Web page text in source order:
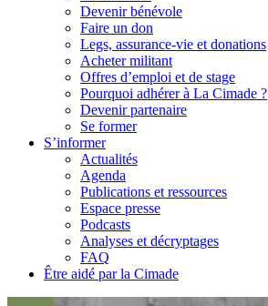
Devenir bénévole
Faire un don
Legs, assurance-vie et donations
Acheter militant
Offres d’emploi et de stage
Pourquoi adhérer à La Cimade ?
Devenir partenaire
Se former
S’informer
Actualités
Agenda
Publications et ressources
Espace presse
Podcasts
Analyses et décryptages
FAQ
Être aidé par la Cimade